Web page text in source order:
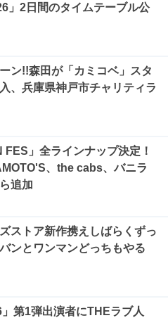
」2日間のタイムテーブル公
ン!!森田が「カミコベ」スタ
、兵庫県神戸市チャリティラ
FES」全ラインナップ決定！
、the cabs、バニラ
追加
ストア新作携えしばらくずっ
ンとワンマンどっちもやる
」第1弾出演者にTHEラブ人